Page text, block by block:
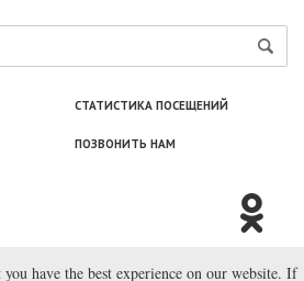
СТАТИСТИКА ПОСЕЩЕНИЙ
ПОЗВОНИТЬ НАМ
Новоcтей», 2003—2026.
you have the best experience on our website. If